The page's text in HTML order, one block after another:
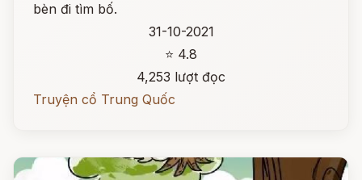
bèn đi tìm bố.
31-10-2021
⭐ 4.8
4,253 lượt đọc
Truyện cổ Trung Quốc